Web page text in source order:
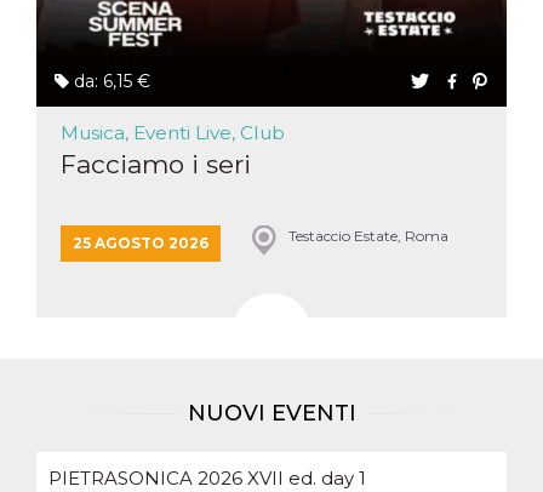
da: 6,15 €
Musica, Eventi Live, Club
Facciamo i seri
25 AGOSTO 2026 Testaccio Estate, Roma
NUOVI EVENTI
PIETRASONICA 2026 XVII ed. day 1